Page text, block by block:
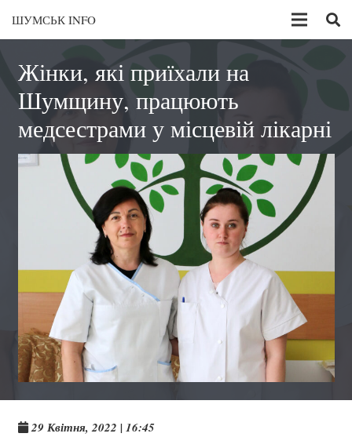
ШУМСЬК INFO
Жінки, які приїхали на
Шумщину, працюють
медсестрами у місцевій лікарні
29 Квітня, 2022 | 16:45